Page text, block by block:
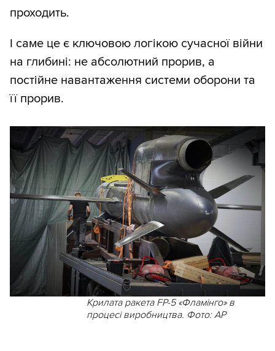
проходить.
І саме це є ключовою логікою сучасної війни
на глибині: не абсолютний прорив, а
постійне навантаження системи оборони та
її прорив.
Крилата ракета FP-5 «Фламінго» в
процесі виробництва. Фото: AP